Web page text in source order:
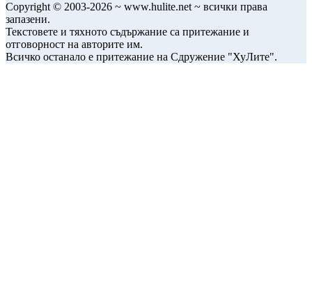
Copyright © 2003-2026 ~ www.hulite.net ~ всички права
запазени.
Текстовете и тяхното съдържание са притежание и
отговорност на авторите им.
Всичко останало е притежание на Сдружение "ХуЛите".